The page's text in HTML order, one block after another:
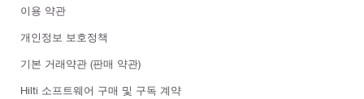
이용 약관
개인정보 보호정책
기본 거래약관 (판매 약관)
Hilti 소프트웨어 구매 및 구독 계약